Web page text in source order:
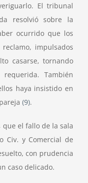
El tribunal
resolvió sobre la
ocurrido que los
impulsados
casarse, tornando
También
haya insistido en
(9).
que el fallo de la sala
Civ. y Comercial de
con prudencia
caso delicado.